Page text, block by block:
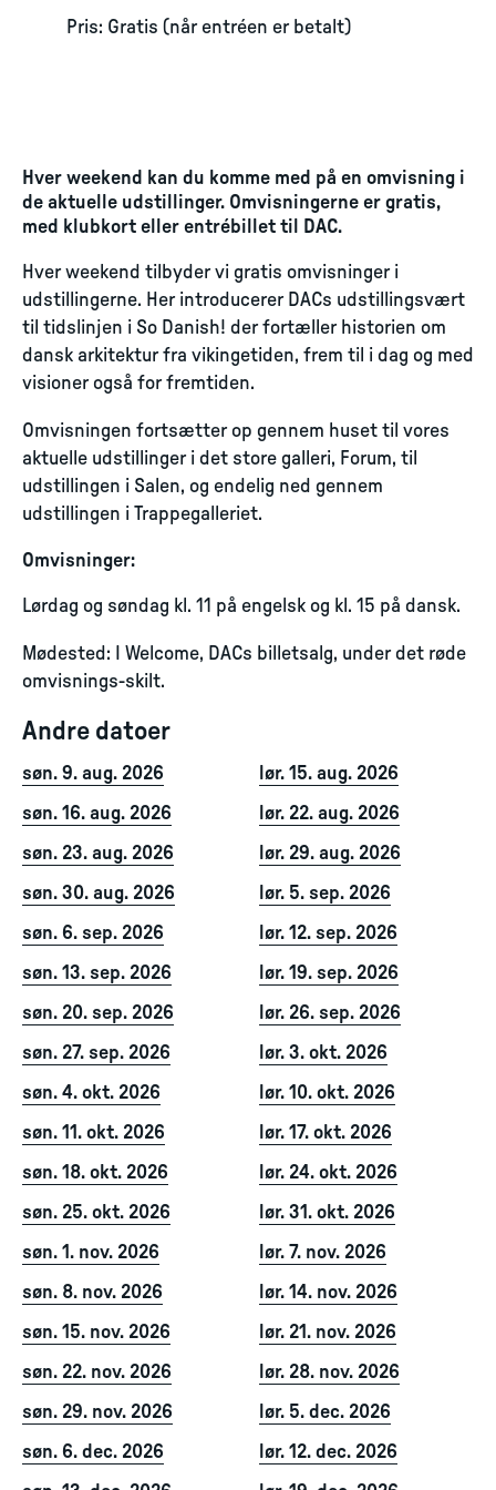
Pris: Gratis (når entréen er betalt)
Hver weekend kan du komme med på en omvisning i
de aktuelle udstillinger. Omvisningerne er gratis,
med klubkort eller entrébillet til DAC.
Hver weekend tilbyder vi gratis omvisninger i
udstillingerne. Her introducerer DACs udstillingsvært
til tidslinjen i So Danish! der fortæller historien om
dansk arkitektur fra vikingetiden, frem til i dag og med
visioner også for fremtiden.
Omvisningen fortsætter op gennem huset til vores
aktuelle udstillinger i det store galleri, Forum, til
udstillingen i Salen, og endelig ned gennem
udstillingen i Trappegalleriet.
Omvisninger:
Lørdag og søndag kl. 11 på engelsk og kl. 15 på dansk.
Mødested: I Welcome, DACs billetsalg, under det røde
omvisnings-skilt.
Andre datoer
søn. 9. aug. 2026
lør. 15. aug. 2026
søn. 16. aug. 2026
lør. 22. aug. 2026
søn. 23. aug. 2026
lør. 29. aug. 2026
søn. 30. aug. 2026
lør. 5. sep. 2026
søn. 6. sep. 2026
lør. 12. sep. 2026
søn. 13. sep. 2026
lør. 19. sep. 2026
søn. 20. sep. 2026
lør. 26. sep. 2026
søn. 27. sep. 2026
lør. 3. okt. 2026
søn. 4. okt. 2026
lør. 10. okt. 2026
søn. 11. okt. 2026
lør. 17. okt. 2026
søn. 18. okt. 2026
lør. 24. okt. 2026
søn. 25. okt. 2026
lør. 31. okt. 2026
søn. 1. nov. 2026
lør. 7. nov. 2026
søn. 8. nov. 2026
lør. 14. nov. 2026
søn. 15. nov. 2026
lør. 21. nov. 2026
søn. 22. nov. 2026
lør. 28. nov. 2026
søn. 29. nov. 2026
lør. 5. dec. 2026
søn. 6. dec. 2026
lør. 12. dec. 2026